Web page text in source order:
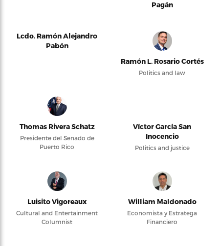
Pagán
Lcdo. Ramón Alejandro
Pabón
Ramón L. Rosario Cortés
Politics and law
Thomas Rivera Schatz
Presidente del Senado de
Puerto Rico
Víctor García San
Inocencio
Politics and justice
Luisito Vigoreaux
Cultural and Entertainment
Columnist
William Maldonado
Economista y Estratega
Financiero